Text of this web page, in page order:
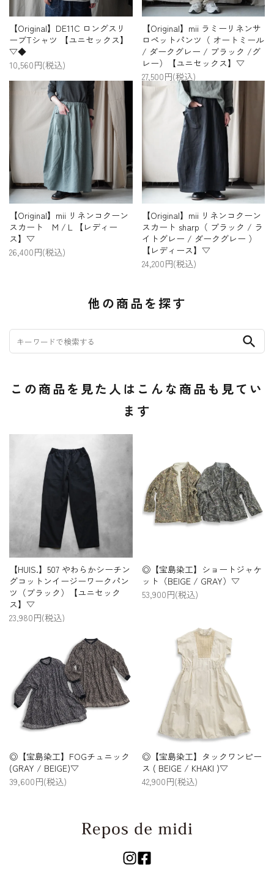
【Original】DE11C ロングスリ
ーブTシャツ 【ユニセックス】
▽◆
10,560円(税込)
【Original】mii ラミーリネンサ
ロペットパンツ（ オートミール
/ ダークグレー / ブラック /グ
レー）【ユニセックス】▽
27,500円(税込)
【Original】mii リネンコクーン
スカート M /Ｌ【レディー
ス】▽
26,400円(税込)
【Original】mii リネンコクーン
スカート sharp（ ブラック / ラ
イトグレー / ダークグレー ）
【レディース】▽
24,200円(税込)
他の商品を探す
search
この商品を見た人はこんな商品も見てい
ます
【HUIS.】507 やわらかシーチン
グコットンイージーワークパン
ツ（ブラック）【ユニセック
ス】▽
23,980円(税込)
◎【宝島染工】ショートジャケ
ット（BEIGE / GRAY）▽
53,900円(税込)
◎【宝島染工】FOGチュニック
(GRAY / BEIGE)▽
39,600円(税込)
◎【宝島染工】タックワンピー
ス ( BEIGE / KHAKI )▽
42,900円(税込)